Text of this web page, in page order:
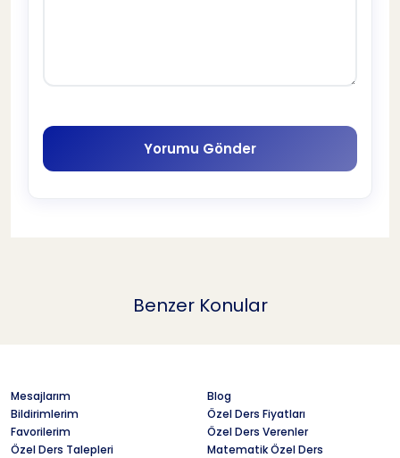
Yorumu Gönder
Benzer Konular
Mesajlarım
Bildirimlerim
Favorilerim
Özel Ders Talepleri
Blog
Özel Ders Fiyatları
Özel Ders Verenler
Matematik Özel Ders